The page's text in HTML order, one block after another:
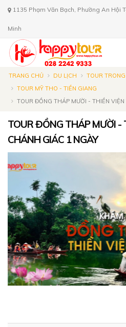
1135 Phạm Văn Bạch, Phường An Hội
Minh
TRANG CHỦ DU LỊCH
TOUR
TOUR MỸ THO - TIỀN GIANG
TOUR ĐỒNG THÁP MƯỜI - THIỀN
TOUR ĐỒNG THÁP MƯỜI -
CHÁNH GIÁC 1 NGÀY